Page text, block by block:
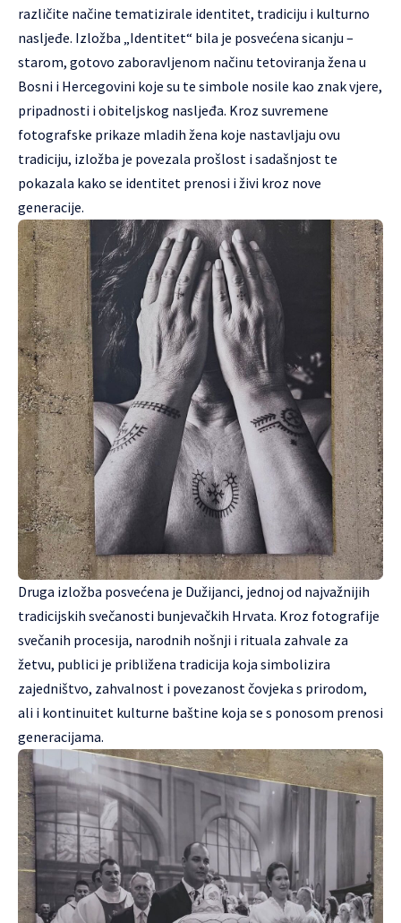
različite načine tematizirale identitet, tradiciju i kulturno
nasljeđe. Izložba „Identitet“ bila je posvećena sicanju –
starom, gotovo zaboravljenom načinu tetoviranja žena u
Bosni i Hercegovini koje su te simbole nosile kao znak vjere,
pripadnosti i obiteljskog nasljeđa. Kroz suvremene
fotografske prikaze mladih žena koje nastavljaju ovu
tradiciju, izložba je povezala prošlost i sadašnjost te
pokazala kako se identitet prenosi i živi kroz nove
generacije.
Druga izložba posvećena je Dužijanci, jednoj od najvažnijih
tradicijskih svečanosti bunjevačkih Hrvata. Kroz fotografije
svečanih procesija, narodnih nošnji i rituala zahvale za
žetvu, publici je približena tradicija koja simbolizira
zajedništvo, zahvalnost i povezanost čovjeka s prirodom,
ali i kontinuitet kulturne baštine koja se s ponosom prenosi
generacijama.